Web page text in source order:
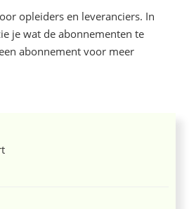
opleiders en leveranciers. In
je wat de abonnementen te
abonnement voor meer